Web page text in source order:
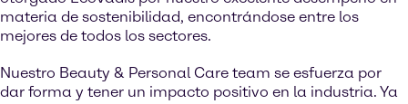
materia de sostenibilidad, encontrándose entre los
mejores de todos los sectores.
Nuestro Beauty & Personal Care team se esfuerza por
dar forma y tener un impacto positivo en la industria. Ya